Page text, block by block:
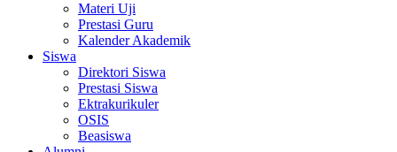
Materi Uji
Prestasi Guru
Kalender Akademik
Siswa
Direktori Siswa
Prestasi Siswa
Ektrakurikuler
OSIS
Beasiswa